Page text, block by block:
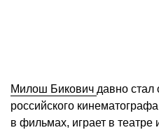
Милош Бикович давно
российского
в фильмах, играет в театре